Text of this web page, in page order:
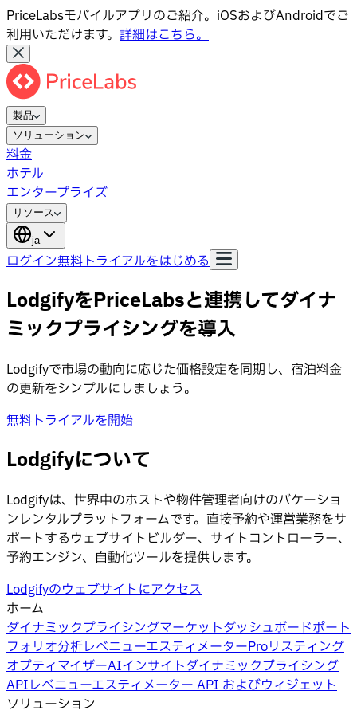
PriceLabsモバイルアプリのご紹介。iOSおよびAndroidでご
利用いただけます。 詳細はこちら。
製品
ソリューション
料金
ホテル
エンタープライズ
リソース
ja
ログイン無料トライアルをはじめる
LodgifyをPriceLabsと連携してダイナ
ミックプライシングを導入
Lodgifyで市場の動向に応じた価格設定を同期し、宿泊料金
の更新をシンプルにしましょう。
無料トライアルを開始
Lodgifyについて
Lodgifyは、世界中のホストや物件管理者向けのバケーショ
ンレンタルプラットフォームです。直接予約や運営業務をサ
ポートするウェブサイトビルダー、サイトコントローラー、
予約エンジン、自動化ツールを提供します。
Lodgifyのウェブサイトにアクセス
ホーム
ダイナミックプライシングマーケットダッシュボードポート
フォリオ分析レベニューエスティメーターProリスティング
オプティマイザーAIインサイトダイナミックプライシング
APIレベニューエスティメーター API およびウィジェット
ソリューション